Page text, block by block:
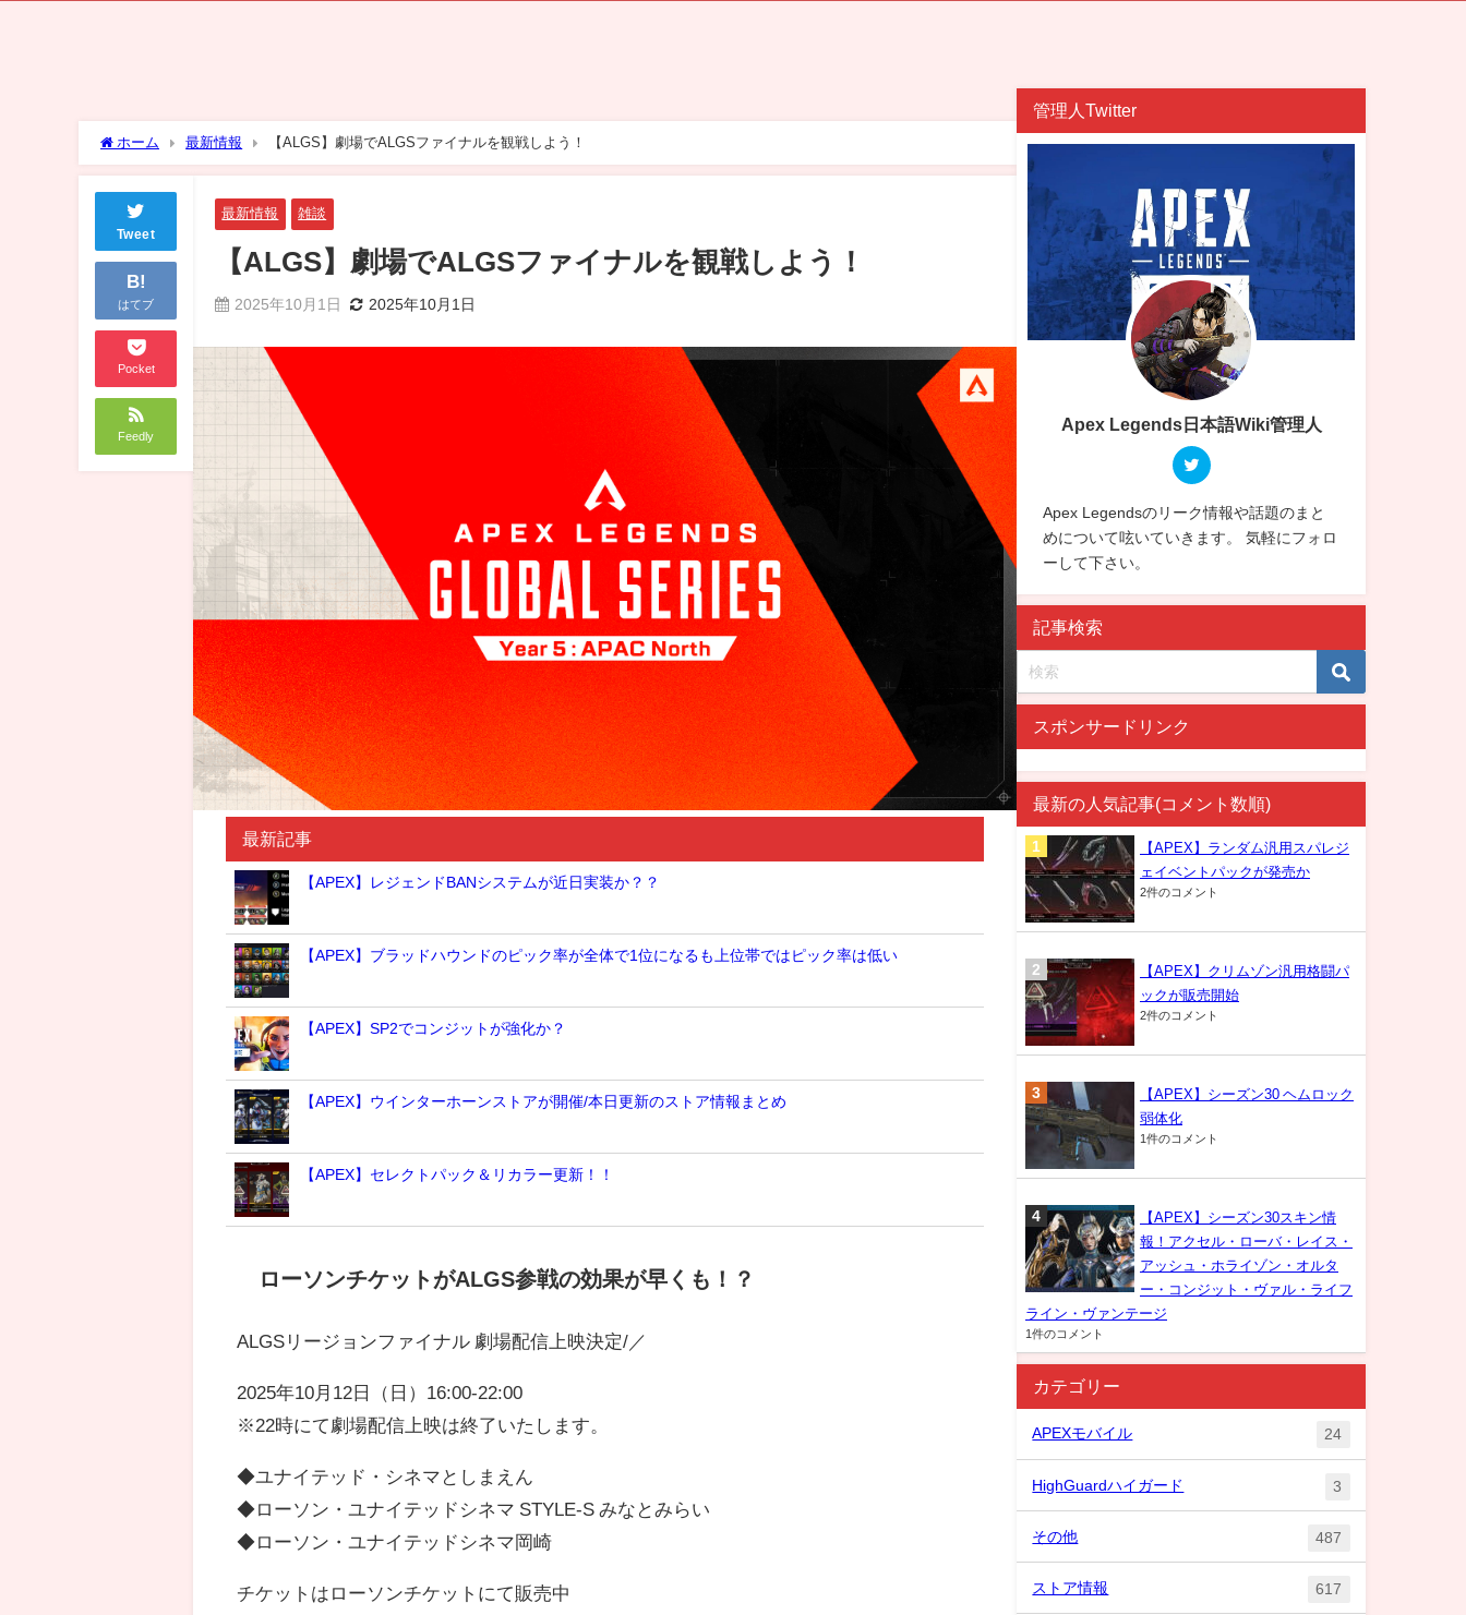
ホーム 最新情報 【ALGS】劇場でALGSファイナルを観戦しよう！
Tweet
B!
はてブ
Pocket
Feedly
最新情報 雑談
【ALGS】劇場でALGSファイナルを観戦しよう！
2025年10月1日 2025年10月1日
最新記事
【APEX】レジェンドBANシステムが近日実装か？？
【APEX】ブラッドハウンドのピック率が全体で1位になるも上位帯ではピック率は低い
【APEX】SP2でコンジットが強化か？
【APEX】ウインターホーンストアが開催/本日更新のストア情報まとめ
【APEX】セレクトパック＆リカラー更新！！
ローソンチケットがALGS参戦の効果が早くも！？
ALGSリージョンファイナル 劇場配信上映決定/／
2025年10月12日（日）16:00-22:00
※22時にて劇場配信上映は終了いたします。
◆ユナイテッド・シネマとしまえん
◆ローソン・ユナイテッドシネマ STYLE-S みなとみらい
◆ローソン・ユナイテッドシネマ岡崎
チケットはローソンチケットにて販売中
管理人Twitter
Apex Legends日本語Wiki管理人
Apex Legendsのリーク情報や話題のまと
めについて呟いていきます。 気軽にフォロ
ーして下さい。
記事検索
スポンサードリンク
最新の人気記事(コメント数順)
【APEX】ランダム汎用スパレジ
ェイベントパックが発売か
2件のコメント
【APEX】クリムゾン汎用格闘パ
ックが販売開始
2件のコメント
【APEX】シーズン30 ヘムロック
弱体化
1件のコメント
【APEX】シーズン30スキン情
報！アクセル・ローバ・レイス・
アッシュ・ホライゾン・オルタ
ー・コンジット・ヴァル・ライフ
ライン・ヴァンテージ
1件のコメント
カテゴリー
APEXモバイル 24
HighGuardハイガード 3
その他 487
ストア情報 617